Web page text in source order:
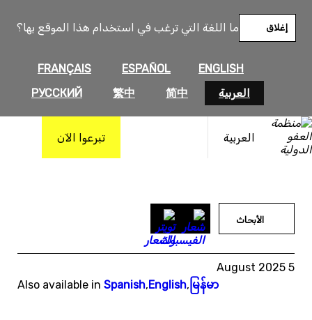
ما اللغة التي ترغب في استخدام هذا الموقع بها؟
ENGLISH
ESPAÑOL
FRANÇAIS
العربية
简中
繁中
РУССКИЙ
إغلاق
العربية تبرعوا الآن
المحتوى
الأبحاث
5 August 2025
Also available in Spanish,English, မြန်မာ